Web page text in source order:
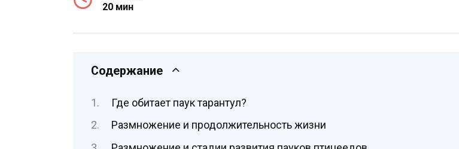
20 мин
Содержание
Где обитает паук тарантул?
Размножение и продолжительность жизни